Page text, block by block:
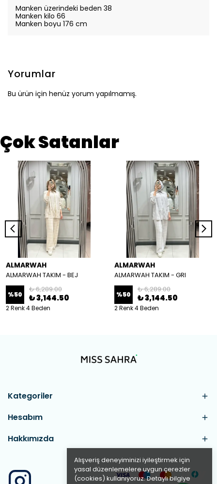
Alışveriş deneyiminizi iyileştirmek için
yasal düzenlemelere uygun çerezler
(cookies) kullanıyoruz. Detaylı bilgiye
Manken üzerindeki beden 38
Manken kilo 66
Manken boyu 176 cm
Yorumlar
Bu ürün için henüz yorum yapılmamış.
Çok Satanlar
ALMARWAH
ALMARWAH TAKIM - BEJ
%50
₺ 6,289.00
₺ 3,144.50
2 Renk 4 Beden
ALMARWAH
ALMARWAH TAKIM - GRI
%50
₺ 6,289.00
₺ 3,144.50
2 Renk 4 Beden
Kategoriler
Hesabım
Hakkımızda